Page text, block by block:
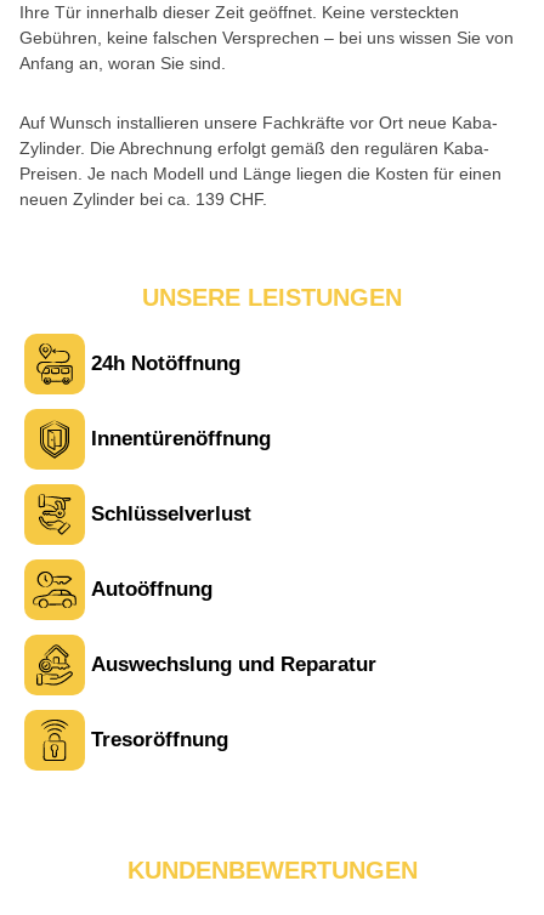
Ihre Tür innerhalb dieser Zeit geöffnet. Keine versteckten
Gebühren, keine falschen Versprechen – bei uns wissen Sie von
Anfang an, woran Sie sind.
Auf Wunsch installieren unsere Fachkräfte vor Ort neue Kaba-
Zylinder. Die Abrechnung erfolgt gemäß den regulären Kaba-
Preisen. Je nach Modell und Länge liegen die Kosten für einen
neuen Zylinder bei ca. 139 CHF.
UNSERE LEISTUNGEN
24h Notöffnung
Innentürenöffnung
Schlüsselverlust
Autoöffnung
Auswechslung und Reparatur
Tresoröffnung
KUNDENBEWERTUNGEN
L
Sehr freundlich am Telefon und vor Ort. Die Türöffnung ging
schnell, aber ich musste 5 Minuten auf den Rückruf warten.
Insgesamt aber ein guter und seriöser Service.
T Tina R. aus Uster
Service war wie beschrieben. Ein Punkt Abzug, weil der
Monteur zuerst an die falsche Adresse fuhr – wurde aber schnell